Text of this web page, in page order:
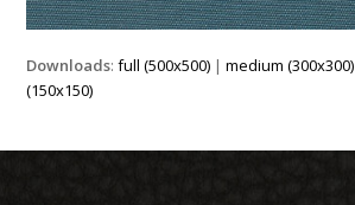
Downloads:full (500x500) |medium (300x300)
(150x150)